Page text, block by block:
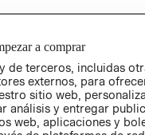
a comprar
de terceros, incluidas
externos, para
sitio web,
análisis y entregar
web, aplicaciones y